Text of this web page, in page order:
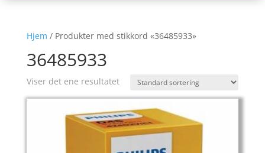
Hjem / Produkter med stikkord «36485933»
36485933
Viser det ene resultatet